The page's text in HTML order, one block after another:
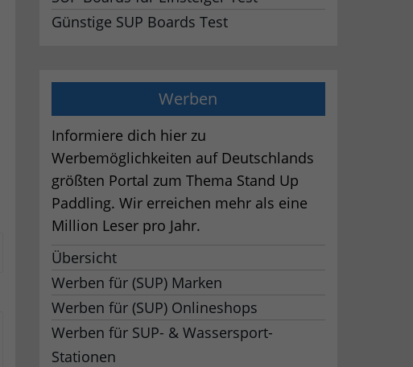
Günstige SUP Boards Test
Werben
Informiere dich hier zu
Werbemöglichkeiten auf Deutschlands
größten Portal zum Thema Stand Up
Paddling. Wir erreichen mehr als eine
Million Leser pro Jahr.
Übersicht
Werben für (SUP) Marken
Werben für (SUP) Onlineshops
Werben für SUP- & Wassersport-
Stationen